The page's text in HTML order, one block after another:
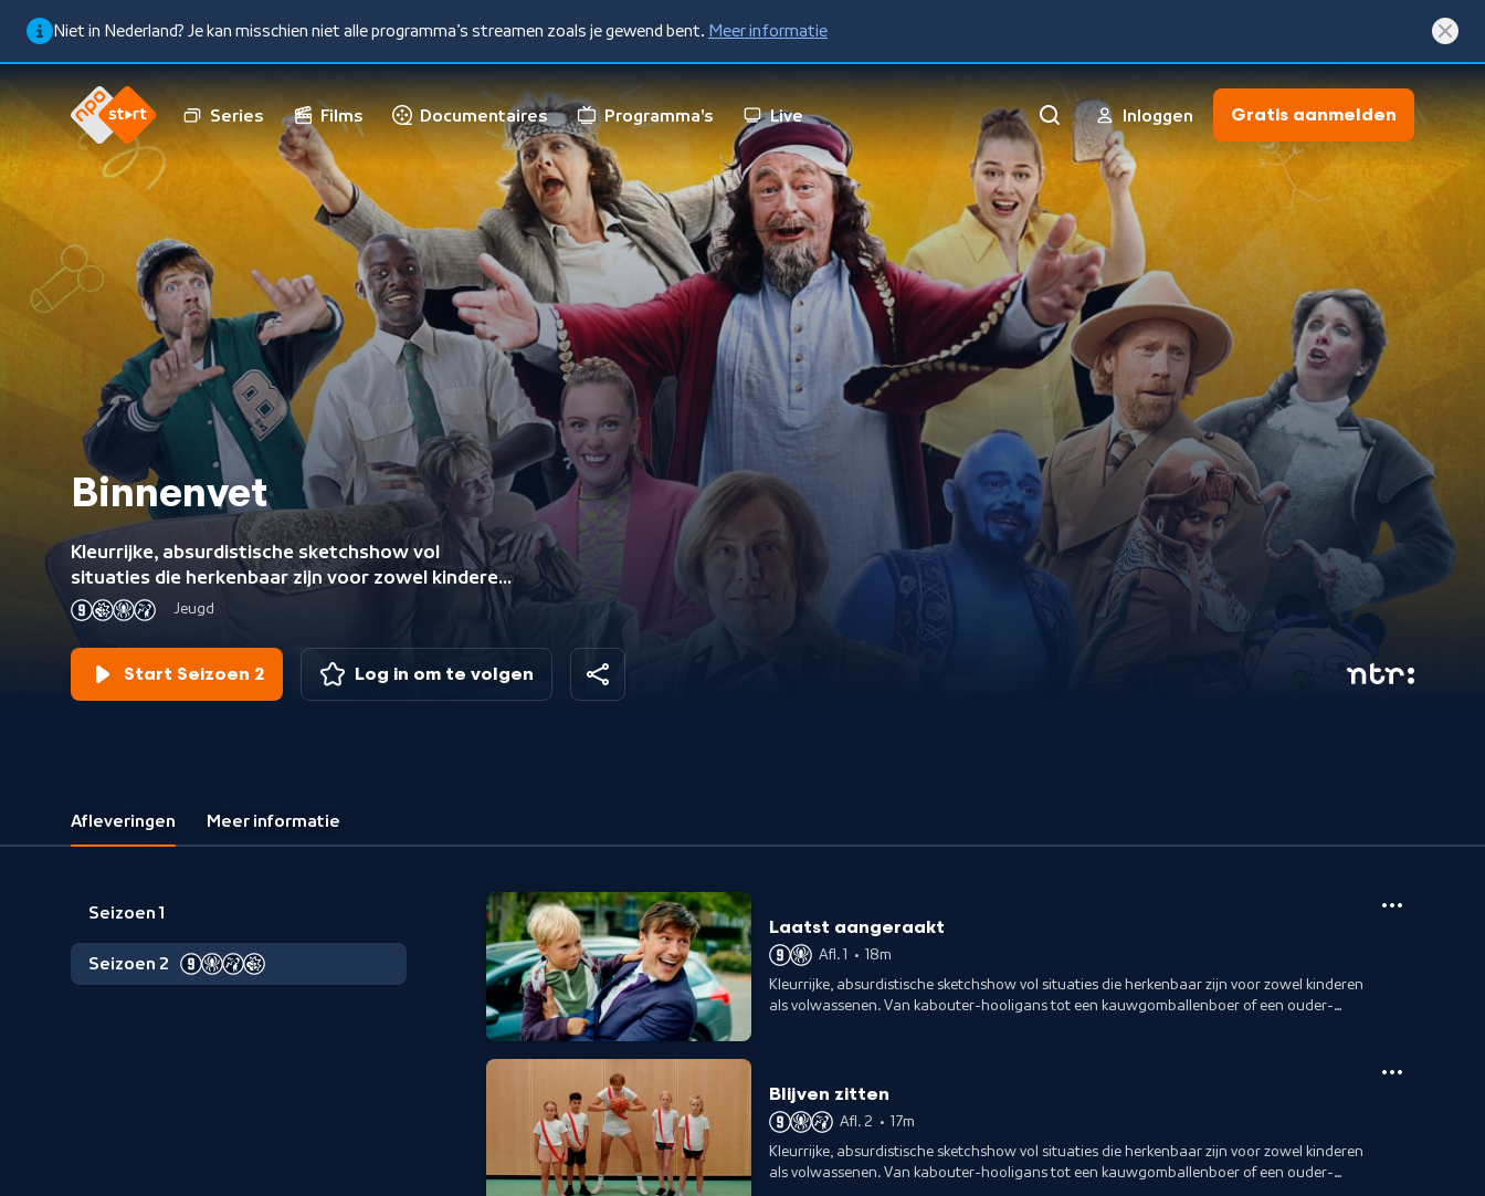
Niet in Nederland? Je kan misschien niet alle programma’s streamen zoals je gewend bent. Meer informatie
Series Films Documentaires Programma's Live Inloggen Gratis aanmelden
Binnenvet
Kleurrijke, absurdistische sketchshow vol
situaties die herkenbaar zijn voor zowel kinderen
als volwassenen. Van een smoesjesbedrijf tot een
ouder-uitlaatveld of een luidruchtige tandenfee.
Jeugd
Start Seizoen 2 Log in om te volgen
Afleveringen Meer informatie
Seizoen 1
Seizoen 2
Laatst aangeraakt
Afl. 1 • 18m
Kleurrijke, absurdistische sketchshow vol situaties die herkenbaar zijn voor zowel kinderen
als volwassenen. Van kabouter-hooligans tot een kauwgomballenboer of een ouder-
Blijven zitten
Afl. 2 • 17m
Kleurrijke, absurdistische sketchshow vol situaties die herkenbaar zijn voor zowel kinderen
als volwassenen. Van kabouter-hooligans tot een kauwgomballenboer of een ouder-